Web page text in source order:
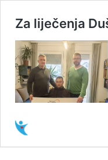
Za liječenja